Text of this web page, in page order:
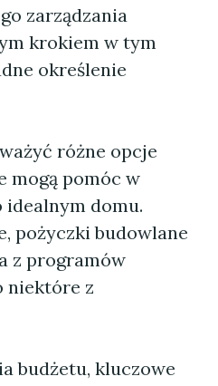
zarządzania
krokiem w tym
określenie
różne opcje
mogą pomóc w
domu.
pożyczki budowlane
z programów
niektóre z
budżetu, kluczowe